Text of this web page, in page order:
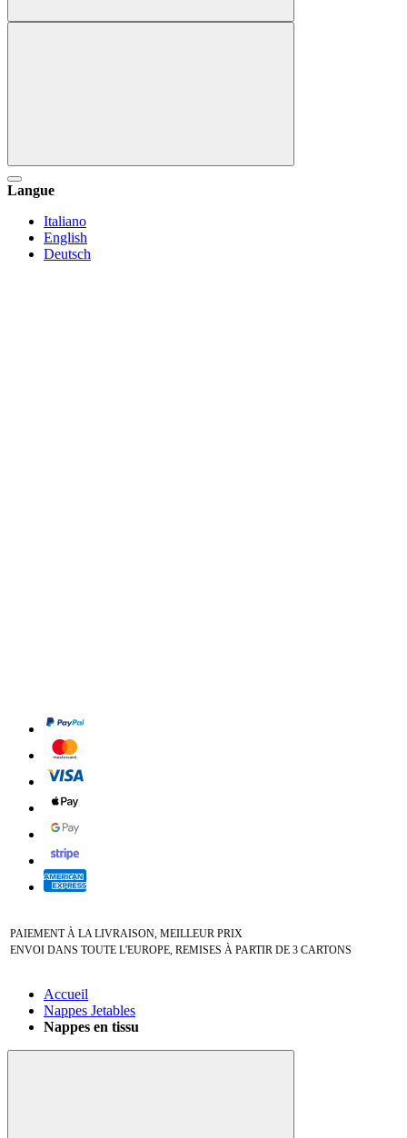
Langue
Italiano
English
Deutsch
PAIEMENT À LA LIVRAISON, MEILLEUR PRIX
ENVOI DANS TOUTE L'EUROPE, REMISES À PARTIR DE 3 CARTONS
Accueil
Nappes Jetables
Nappes en tissu